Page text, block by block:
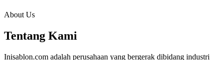
About Us
Tentang Kami
Inisablon.com adalah perusahaan yang bergerak dibidang industri